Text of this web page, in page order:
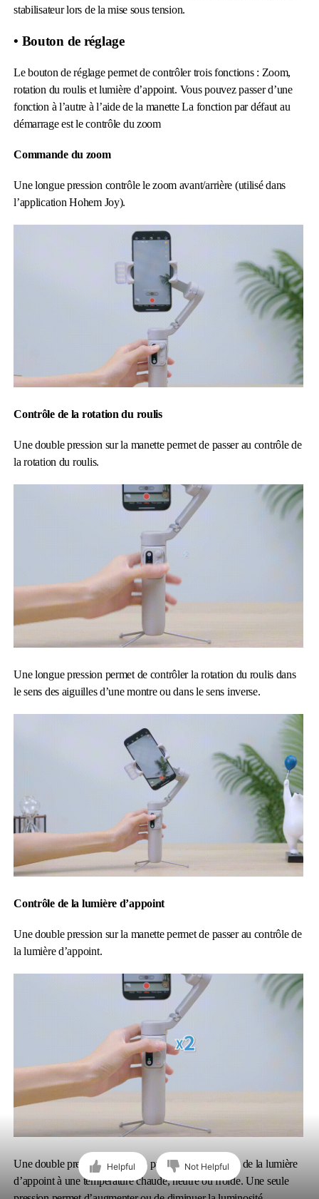
stabilisateur lors de la mise sous tension.
• Bouton de réglage
Le bouton de réglage permet de contrôler trois fonctions : Zoom,
rotation du roulis et lumière d’appoint. Vous pouvez passer d’une
fonction à l’autre à l’aide de la manette La fonction par défaut au
démarrage est le contrôle du zoom
Commande du zoom
Une longue pression contrôle le zoom avant/arrière (utilisé dans
l’application Hohem Joy).
Contrôle de la rotation du roulis
Une double pression sur la manette permet de passer au contrôle de
la rotation du roulis.
Une longue pression permet de contrôler la rotation du roulis dans
le sens des aiguilles d’une montre ou dans le sens inverse.
Contrôle de la lumière d’appoint
Une double pression sur la manette permet de passer au contrôle de
la lumière d’appoint.
Une double pression permet de passer la température de la lumière
d’appoint à une température chaude, neutre ou froide. Une seule
Helpful Not Helpful